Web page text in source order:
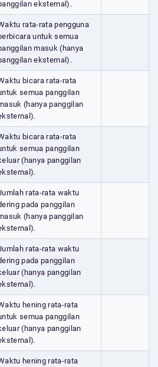
eksternal).
rata-rata pengguna
untuk semua
masuk (hanya
eksternal).
bicara rata-rata
semua panggilan
(hanya panggilan
bicara rata-rata
semua panggilan
(hanya panggilan
rata-rata waktu
pada panggilan
(hanya panggilan
rata-rata waktu
pada panggilan
(hanya panggilan
hening rata-rata
semua panggilan
(hanya panggilan
hening rata-rata